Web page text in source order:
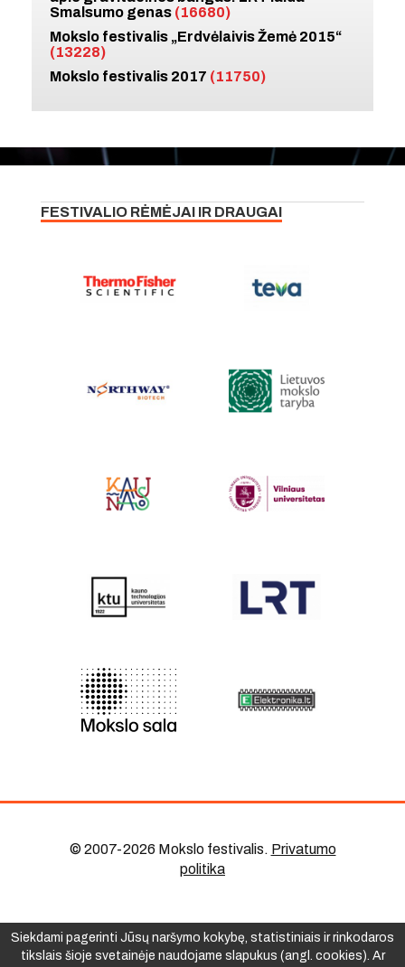
Smalsumo genas (16680)
Mokslo festivalis „Erdvėlaivis Žemė 2015“
(13228)
Mokslo festivalis 2017 (11750)
FESTIVALIO RĖMĖJAI IR DRAUGAI
© 2007-2026 Mokslo festivalis. Privatumo
politika
Siekdami pagerinti Jūsų naršymo kokybę, statistiniais ir rinkodaros
tikslais šioje svetainėje naudojame slapukus (angl. cookies). Ar